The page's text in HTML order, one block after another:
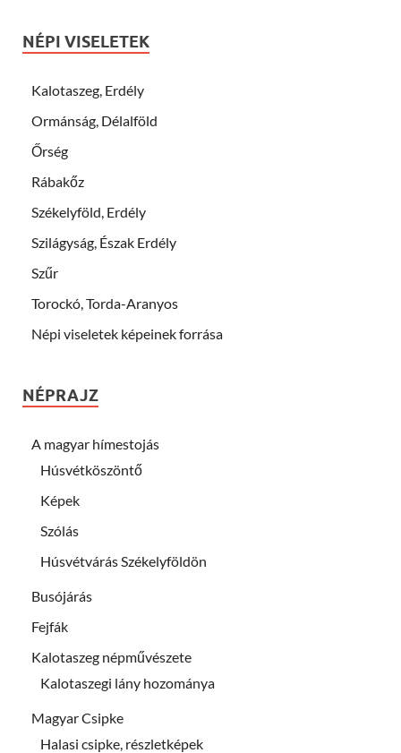
NÉPI VISELETEK
Kalotaszeg, Erdély
Ormánság, Délalföld
Őrség
Rábakőz
Székelyföld, Erdély
Szilágyság, Észak Erdély
Szűr
Torockó, Torda-Aranyos
Népi viseletek képeinek forrása
NÉPRAJZ
A magyar hímestojás
Húsvétköszöntő
Képek
Szólás
Húsvétvárás Székelyföldön
Busójárás
Fejfák
Kalotaszeg népművészete
Kalotaszegi lány hozománya
Magyar Csipke
Halasi csipke, részletképek